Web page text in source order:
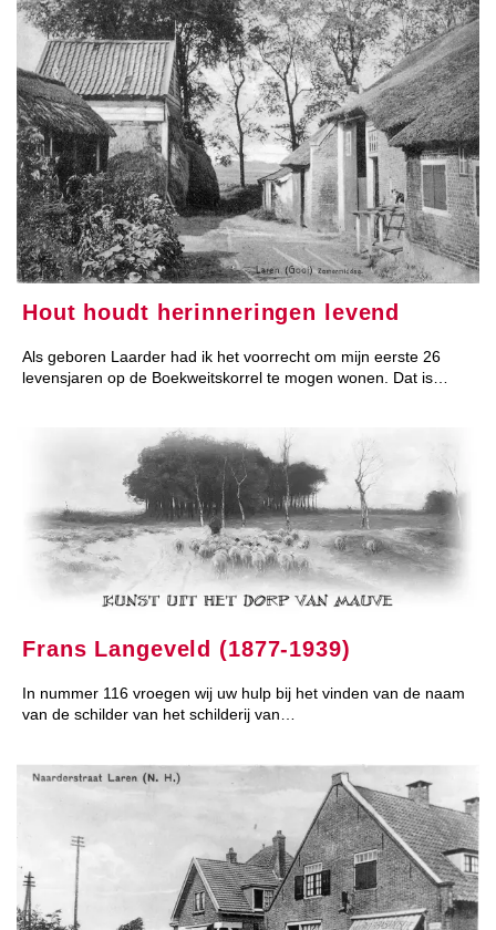
Hout houdt herinneringen levend
Als geboren Laarder had ik het voorrecht om mijn eerste 26
levensjaren op de Boekweitskorrel te mogen wonen. Dat is…
Frans Langeveld (1877-1939)
In nummer 116 vroegen wij uw hulp bij het vinden van de naam
van de schilder van het schilderij van…